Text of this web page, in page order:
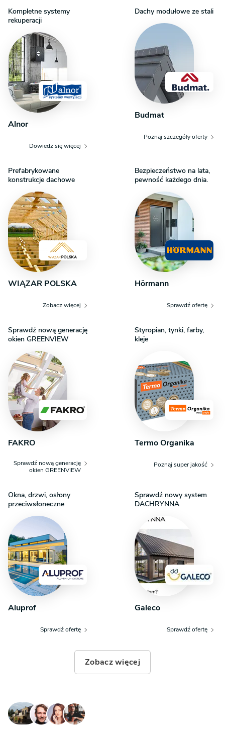
sposób wykorzystano balkon sypialni od ogrodu, który chroni
przed słońcem i opadami szerokie przeszklenie pokoju dziennego.
Dwuspadowy dach z kalenicą równoległą do drogi dojazdowej
urozmaicają w obu połaciach płasko przekryte lukarny.
Kompletne systemy
rekuperacji
Alnor
Dowiedz się więcej
Dachy modułowe ze stali
Budmat
Poznaj szczegóły oferty
Prefabrykowane
konstrukcje dachowe
WIĄZAR POLSKA
Zobacz więcej
Bezpieczeństwo na lata,
pewność każdego dnia.
Hörmann
Sprawdź ofertę
Sprawdź nową generację
okien GREENVIEW
FAKRO
Sprawdź nową generację
okien GREENVIEW
Styropian, tynki, farby,
kleje
Termo Organika
Poznaj super jakość
Okna, drzwi, osłony
przeciwsłoneczne
Aluprof
Sprawdź ofertę
Sprawdź nowy system
DACHRYNNA
Galeco
Sprawdź ofertę
Zobacz więcej